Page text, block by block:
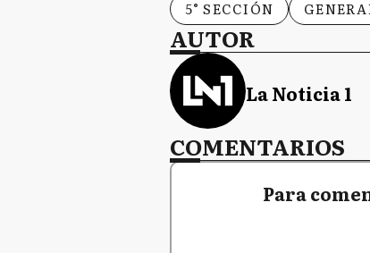
5° SECCIÓN
AUTOR
La Noticia 1
COMENTARIOS
Para